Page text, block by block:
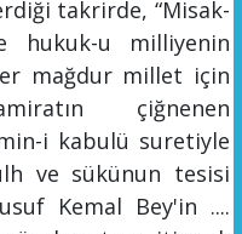
takrirde, “Misak-
hukuk-u milliyenin
mağdur millet için
çiğnenen
i kabulü suretiyle
ve sükünun tesisi
Kemal Bey'in ....